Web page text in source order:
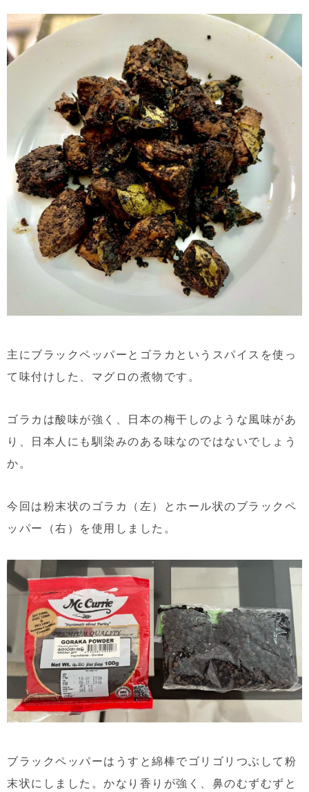
主にブラックペッパーとゴラカというスパイスを使っ
て味付けした、マグロの煮物です。
ゴラカは酸味が強く、日本の梅干しのような風味があ
り、日本人にも馴染みのある味なのではないでしょう
か。
今回は粉末状のゴラカ（左）とホール状のブラックペ
ッパー（右）を使用しました。
ブラックペッパーはうすと綿棒でゴリゴリつぶして粉
末状にしました。かなり香りが強く、鼻のむずむずと